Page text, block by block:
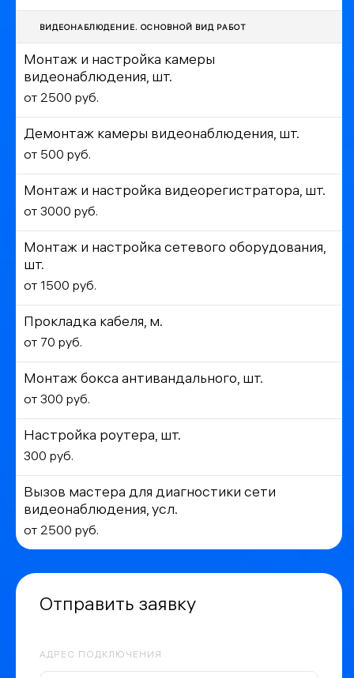
ВИДЕОНАБЛЮДЕНИЕ. ОСНОВНОЙ ВИД РАБОТ
Монтаж и настройка камеры
видеонаблюдения, шт.
от 2500 руб.
Демонтаж камеры видеонаблюдения, шт.
от 500 руб.
Монтаж и настройка видеорегистратора, шт.
от 3000 руб.
Монтаж и настройка сетевого оборудования,
шт.
от 1500 руб.
Прокладка кабеля, м.
от 70 руб.
Монтаж бокса антивандального, шт.
от 300 руб.
Настройка роутера, шт.
300 руб.
Вызов мастера для диагностики сети
видеонаблюдения, усл.
от 2500 руб.
Отправить заявку
АДРЕС ПОДКЛЮЧЕНИЯ